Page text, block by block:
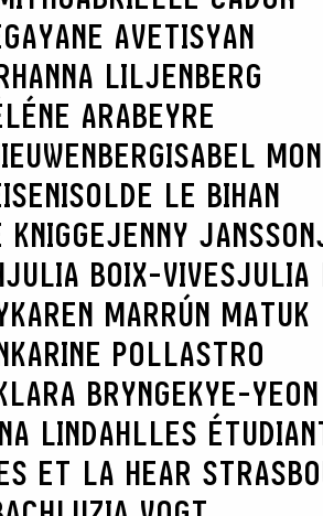
GAYANE AVETISYAN
HANNA LILJENBERG
ARABEYRE
ISABEL
ISOLDE LE BIHAN
JENNY JANSSON
JULIA BOIX-VIVESJULIA
KAREN MARRÚN MATUK
KARINE POLLASTRO
BRYNGEKYE-
LINDAHLLES
ET LA HEAR
: